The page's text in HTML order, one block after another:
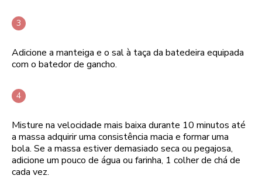
Adicione a manteiga e o sal à taça da batedeira equipada
com o batedor de gancho.
Misture na velocidade mais baixa durante 10 minutos até
a massa adquirir uma consistência macia e formar uma
bola. Se a massa estiver demasiado seca ou pegajosa,
adicione um pouco de água ou farinha, 1 colher de chá de
cada vez.